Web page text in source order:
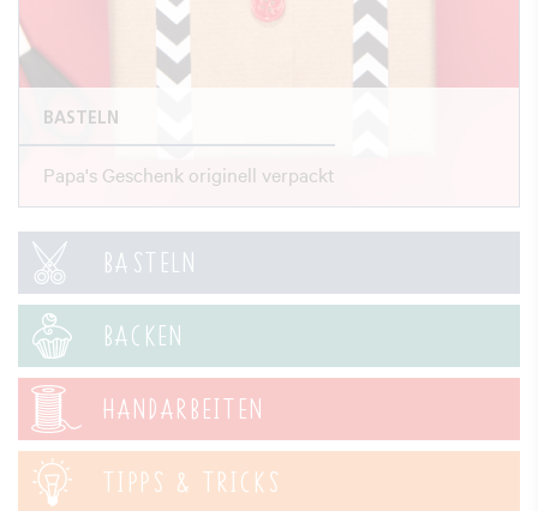
BASTELN
Papa's Geschenk originell verpackt
BASTELN
BACKEN
HANDARBEITEN
TIPPS & TRICKS